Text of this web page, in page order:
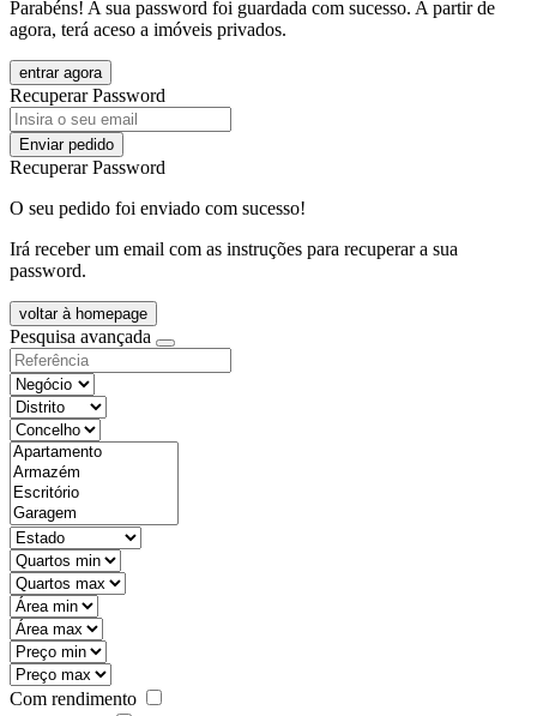
Parabéns! A sua password foi guardada com sucesso. A partir de
agora, terá aceso a imóveis privados.
entrar agora
Recuperar Password
Enviar pedido
Recuperar Password
O seu pedido foi enviado com sucesso!
Irá receber um email com as instruções para recuperar a sua
password.
voltar à homepage
Pesquisa avançada
objective
districtId
countyId
types
state
mintypo
maxtypo
minarea
maxarea
minprice
maxprice
Com rendimento